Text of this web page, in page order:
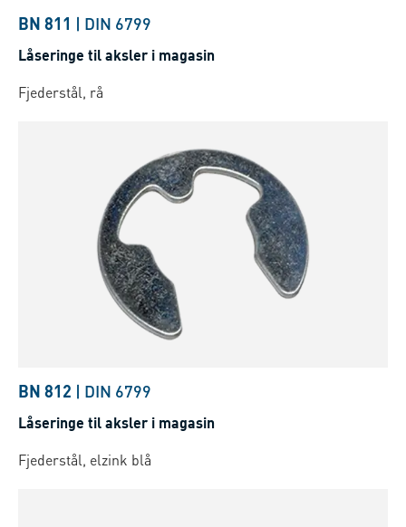
BN 811 | DIN 6799
Låseringe til aksler i magasin
Fjederstål, rå
BN 812 | DIN 6799
Låseringe til aksler i magasin
Fjederstål, elzink blå